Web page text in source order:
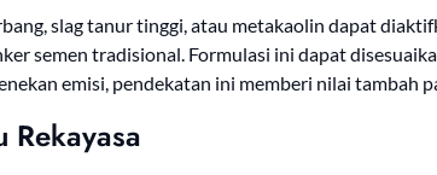
slag tanur tinggi, atau metakaolin dapat
semen tradisional. Formulasi ini dapat
emisi, pendekatan ini memberi nilai tambah
Rekayasa